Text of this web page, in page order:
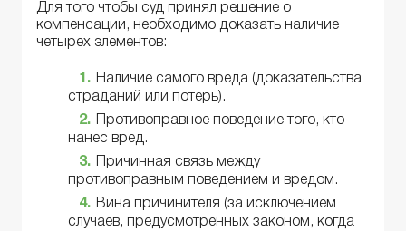
Для того чтобы суд принял решение о
компенсации, необходимо доказать наличие
четырех элементов:
Наличие самого вреда (доказательства
страданий или потерь).
Противоправное поведение того, кто
нанес вред.
Причинная связь между
противоправным поведением и вредом.
Вина причинителя (за исключением
случаев, предусмотренных законом, когда